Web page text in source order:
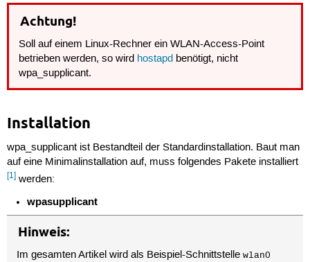
Achtung!
Soll auf einem Linux-Rechner ein WLAN-Access-Point
betrieben werden, so wird hostapd benötigt, nicht
wpa_supplicant.
Installation
wpa_supplicant ist Bestandteil der Standardinstallation. Baut man
auf eine Minimalinstallation auf, muss folgendes Pakete installiert
[1]werden:
wpasupplicant
Hinweis:
Im gesamten Artikel wird als Beispiel-Schnittstellewlan0